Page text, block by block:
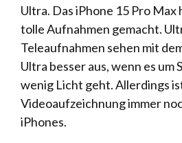
Ultra. Das iPhone 15 Pro Max
tolle Aufnahmen gemacht.
Teleaufnahmen sehen mit
Ultra besser aus, wenn es um
wenig Licht geht. Allerdings
Videoaufzeichnung immer
iPhones.